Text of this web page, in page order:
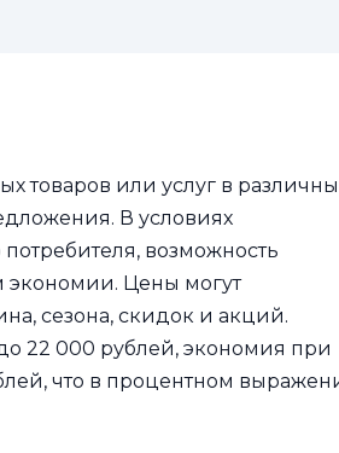
товаров или услуг в
В условиях
возможность
экономии. Цены могут
сезона, скидок и акций.
22 000 рублей, экономия при
что в процентном